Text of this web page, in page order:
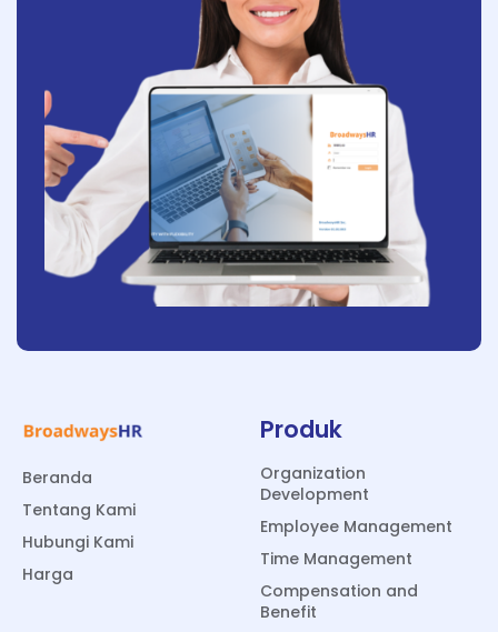
Beranda
Tentang Kami
Hubungi Kami
Harga
Produk
Organization
Development
Employee Management
Time Management
Compensation and
Benefit